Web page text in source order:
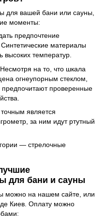
для вашей бани или сауны,
моменты:
предпочтение
материалы
высоких температур.
на то, что шкала
огнеупорным стеклом,
проверенные
является
за ним идут ртутный
— стрелочные
для бани и сауны
можно на нашем сайте, или
Киев. Оплату можно